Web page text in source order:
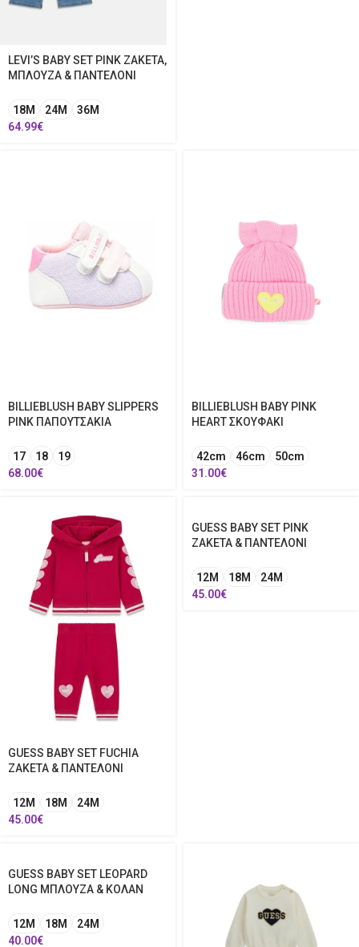
LEVI’S BABY SET PINK ΖΑΚΕΤΑ,
ΜΠΛΟΥΖΑ & ΠΑΝΤΕΛΟΝΙ
18Μ 24Μ
36M
64.99€
BILLIEBLUSH BABY SLIPPERS
PINK ΠΑΠΟΥΤΣΑΚΙΑ
17 18
19
68.00€
BILLIEBLUSH BABY PINK
HEART ΣΚΟΥΦΑΚΙ
42cm 46cm
50cm
31.00€
GUESS BABY SET FUCHIA
ΖΑΚΕΤΑ & ΠΑΝΤΕΛΟΝΙ
12Μ 18Μ
24Μ
45.00€
GUESS BABY SET PINK
ΖΑΚΕΤΑ & ΠΑΝΤΕΛΟΝΙ
12Μ 18Μ
24Μ
45.00€
GUESS BABY SET LEOPARD
LONG ΜΠΛΟΥΖΑ & ΚΟΛΑΝ
12Μ 18Μ
24Μ
40.00€